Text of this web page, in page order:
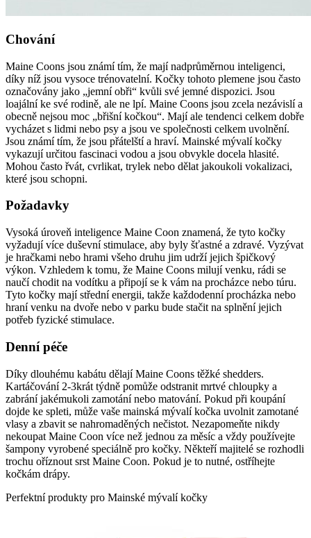
Chování
Maine Coons jsou známí tím, že mají nadprůměrnou inteligenci,
díky níž jsou vysoce trénovatelní. Kočky tohoto plemene jsou často
označovány jako „jemní obři“ kvůli své jemné dispozici. Jsou
loajální ke své rodině, ale ne lpí. Maine Coons jsou zcela nezávislí a
obecně nejsou moc „břišní kočkou“. Mají ale tendenci celkem dobře
vycházet s lidmi nebo psy a jsou ve společnosti celkem uvolnění.
Jsou známí tím, že jsou přátelští a hraví. Mainské mývalí kočky
vykazují určitou fascinaci vodou a jsou obvykle docela hlasité.
Mohou často řvát, cvrlikat, trylek nebo dělat jakoukoli vokalizaci,
které jsou schopni.
Požadavky
Vysoká úroveň inteligence Maine Coon znamená, že tyto kočky
vyžadují více duševní stimulace, aby byly šťastné a zdravé. Vyzývat
je hračkami nebo hrami všeho druhu jim udrží jejich špičkový
výkon. Vzhledem k tomu, že Maine Coons milují venku, rádi se
naučí chodit na vodítku a připojí se k vám na procházce nebo túru.
Tyto kočky mají střední energii, takže každodenní procházka nebo
hraní venku na dvoře nebo v parku bude stačit na splnění jejich
potřeb fyzické stimulace.
Denní péče
Díky dlouhému kabátu dělají Maine Coons těžké shedders.
Kartáčování 2-3krát týdně pomůže odstranit mrtvé chloupky a
zabrání jakémukoli zamotání nebo matování. Pokud při koupání
dojde ke spleti, může vaše mainská mývalí kočka uvolnit zamotané
vlasy a zbavit se nahromaděných nečistot. Nezapomeňte nikdy
nekoupat Maine Coon více než jednou za měsíc a vždy používejte
šampony vyrobené speciálně pro kočky. Někteří majitelé se rozhodli
trochu oříznout srst Maine Coon. Pokud je to nutné, ostříhejte
kočkám drápy.
Perfektní produkty pro Mainské mývalí kočky